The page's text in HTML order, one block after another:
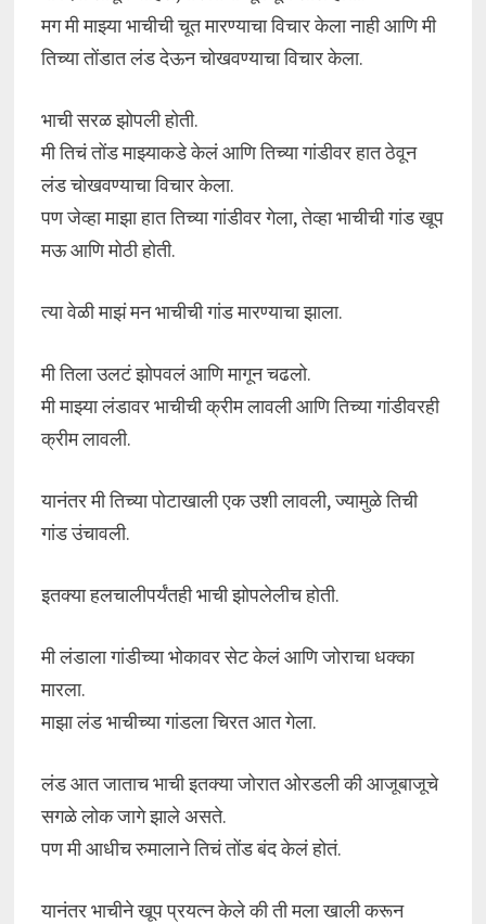
मग मी माझ्या भाचीची चूत मारण्याचा विचार केला नाही आणि मी
तिच्या तोंडात लंड देऊन चोखवण्याचा विचार केला.
भाची सरळ झोपली होती.
मी तिचं तोंड माझ्याकडे केलं आणि तिच्या गांडीवर हात ठेवून
लंड चोखवण्याचा विचार केला.
पण जेव्हा माझा हात तिच्या गांडीवर गेला, तेव्हा भाचीची गांड खूप
मऊ आणि मोठी होती.
त्या वेळी माझं मन भाचीची गांड मारण्याचा झाला.
मी तिला उलटं झोपवलं आणि मागून चढलो.
मी माझ्या लंडावर भाचीची क्रीम लावली आणि तिच्या गांडीवरही
क्रीम लावली.
यानंतर मी तिच्या पोटाखाली एक उशी लावली, ज्यामुळे तिची
गांड उंचावली.
इतक्या हलचालीपर्यंतही भाची झोपलेलीच होती.
मी लंडाला गांडीच्या भोकावर सेट केलं आणि जोराचा धक्का
मारला.
माझा लंड भाचीच्या गांडला चिरत आत गेला.
लंड आत जाताच भाची इतक्या जोरात ओरडली की आजूबाजूचे
सगळे लोक जागे झाले असते.
पण मी आधीच रुमालाने तिचं तोंड बंद केलं होतं.
यानंतर भाचीने खूप प्रयत्न केले की ती मला खाली करून